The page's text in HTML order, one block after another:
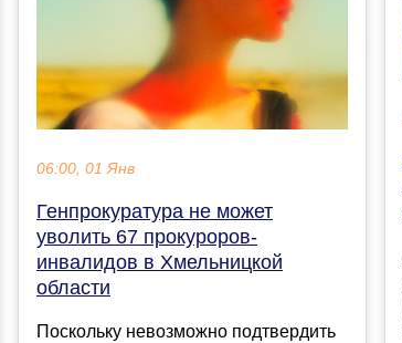
06:00, 01 Янв
Генпрокуратура не может
уволить 67 прокуроров-
инвалидов в Хмельницкой
области
Поскольку невозможно подтвердить